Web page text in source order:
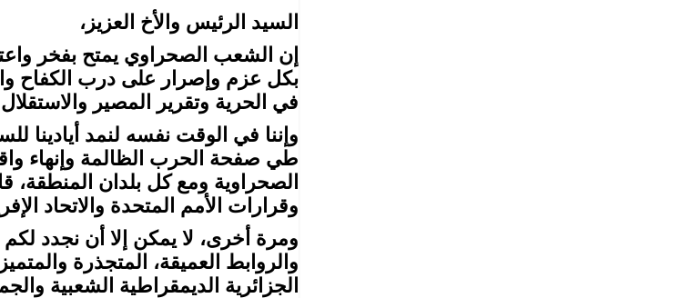
السيد الرئيس والأخ العزيز،
إن الشعب الصحراوي يمتح بفخر
بكل عزم وإصرار على درب الكفاح
في الحرية وتقرير المصير
وإننا في الوقت نفسه لنمد أيادينا
طي صفحة الحرب الظالمة وإنهاء
الصحراوية ومع كل بلدان المنطقة،
وقرارات الأمم المتحدة والاتحاد
ومرة أخرى، لا يمكن إلا أن نجدد لكم
والروابط العميقة، المتجذرة
الجزائرية الديمقراطية الشعبية